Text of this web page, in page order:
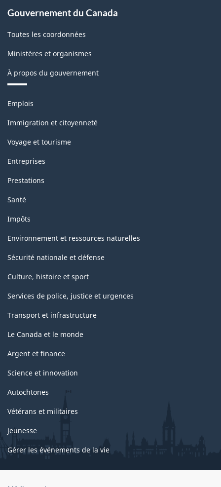
version
-
Structure
de
la
classification
Gouvernement du Canada
Toutes les coordonnées
Ministères et organismes
À propos du gouvernement
Thèmes
sujets
Emplois
Immigration et citoyenneté
Voyage et tourisme
Entreprises
Prestations
Santé
Impôts
Environnement et ressources naturelles
Sécurité nationale et défense
Culture, histoire et sport
Services de police, justice et urgences
Transport et infrastructure
Le Canada et le monde
Argent et finance
Science et innovation
Autochtones
Vétérans et militaires
Jeunesse
Gérer les événements de la vie